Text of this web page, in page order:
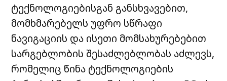
ტექნოლოგიებისგან განსხვავებით,
მომხმარებელს უფრო სწრაფი
ნავიგაციის და ისეთი მომსახურებებით
სარგებლობის შესაძლებლობას აძლევს,
რომელიც წინა ტექნოლოგიების